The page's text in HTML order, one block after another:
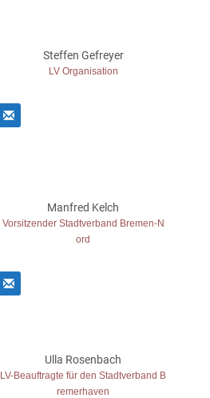
Steffen Gefreyer
LV Organisation
Manfred Kelch
Vorsitzender Stadtverband Bremen-N
ord
Ulla Rosenbach
LV-Beauftragte für den Stadtverband B
remerhaven